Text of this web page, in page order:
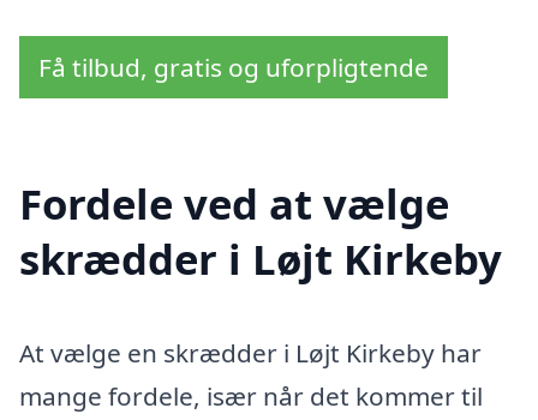
Få tilbud, gratis og uforpligtende
Fordele ved at vælge
skrædder i Løjt Kirkeby
At vælge en skrædder i Løjt Kirkeby har
mange fordele, især når det kommer til